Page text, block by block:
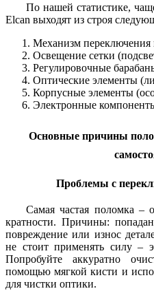
По нашей статистике,
Elcan выходят из строя
Механизм переключения
Освещение сетки
Регулировочные
Оптические элементы
Корпусные элементы
Электронные
Основные причины
Проблемы с
Самая частая поломка –
кратности. Причины:
повреждение или износ
не стоит применять силу –
Попробуйте аккуратно
помощью мягкой кисти и
для чистки оптики.